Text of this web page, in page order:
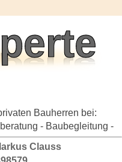
Bauherren bei:
- Baubegleitung -
Clauss